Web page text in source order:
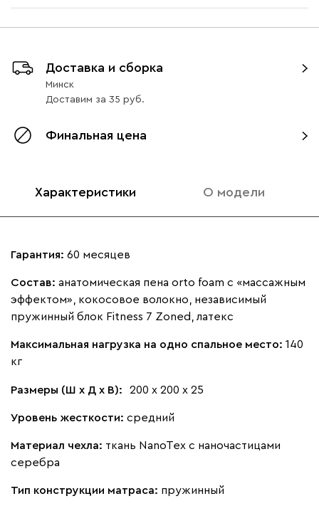
Доставка и сборка
Минск
Доставим за 35
Финальная цена
Характеристики О модели
Гарантия: 60 месяцев
Состав: анатомическая пена orto foam c «массажным
эффектом», кокосовое волокно, независимый
пружинный блок Fitness 7 Zoned, латекс
Максимальная нагрузка на одно спальное место: 140
кг
Размеры (Ш х Д х В): 200 х 200 х 25
Уровень жесткости: средний
Материал чехла: ткань NanoTex с наночастицами
серебра
Тип конструкции матраса: пружинный